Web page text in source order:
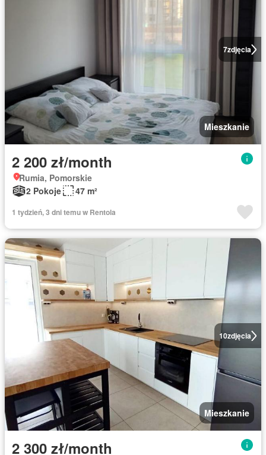
7zdjęcia
Mieszkanie
2 200 zł/month
Rumia, Pomorskie
2 Pokoje
47 m²
1 tydzień, 3 dni temu w Rentola
10zdjęcia
Mieszkanie
2 300 zł/month